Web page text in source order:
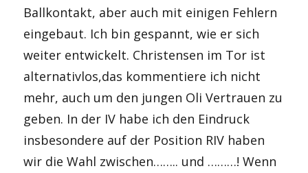
Ballkontakt, aber auch mit einigen Fehlern
eingebaut. Ich bin gespannt, wie er sich
weiter entwickelt. Christensen im Tor ist
alternativlos,das kommentiere ich nicht
mehr, auch um den jungen Oli Vertrauen zu
geben. In der IV habe ich den Eindruck
insbesondere auf der Position RIV haben
wir die Wahl zwischen…….. und ………! Wenn